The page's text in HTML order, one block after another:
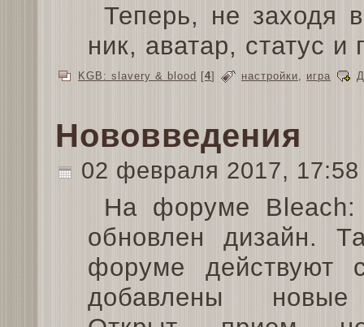
Теперь, не заходя
ник, аватар, статус и
KGB: slavery & blood [4] настройки игра
Нововведения
02 февраля 2017,
На форуме Bleach:
обновлен дизайн.
форуме действуют
добавлены